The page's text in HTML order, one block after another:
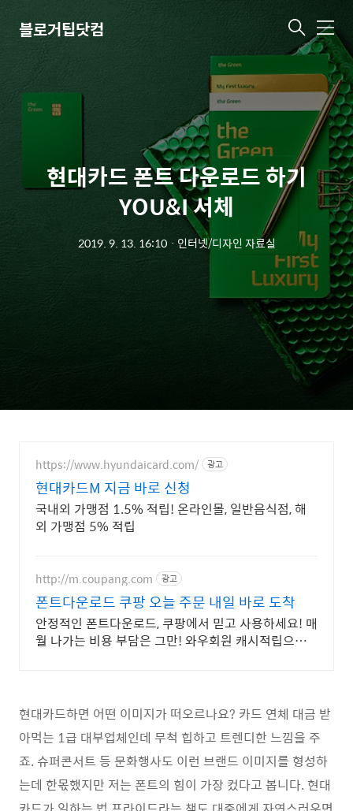
블로거팁닷컴 메
뉴
현대카드 폰트 다운로드 하기
YOU&I 서체
2019. 9. 13. 16:10ㆍ 인터넷/디자인 자료실
https://www.hyundaicard.com/ 광고
현대카드M 지금 바로 신청
국내외 가맹점 1.5% 적립! 온라인몰, 일반음식점, 해
외 가맹점 5% 적립
http://m.coupang.com 광고
폰트다운로드 쿠팡 오늘 주문 내일 바로 도착
안정적인 폰트다운로드, 쿠팡에서 믿고 사용하세요! 매
월 나가는 비용 부담은 그만! 와우회원 캐시적립으로
현대카드하면 어떤 이미지가 떠오르나요? 카드 연체 대금 받
아먹는 1급 대부업체인데 무척 힙하고 트렌디한 느낌을 주
죠. 슈퍼콘서트 등 문화행사도 이런 브랜드 이미지를 형성하
는데 한몫했지만 저는 폰트의 힘이 가장 컸다고 봅니다. 현대